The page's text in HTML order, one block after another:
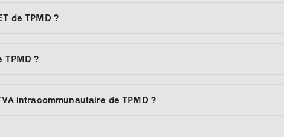
de TPMD ?
TPMD ?
intracommunautaire de TPMD ?